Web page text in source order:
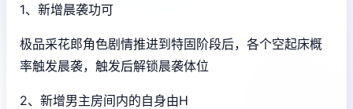
1、新增晨袭功可
极品采花郎角色剧情推进到特固阶段后，各个空起床概
率触发晨袭，触发后解锁晨袭体位
2、新增男主房间内的自身由H